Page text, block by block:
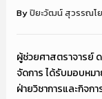
Byปิยะวัฒน์ สุวรรณโ
ผู้ช่วยศาสตราจารย์
จัดการ ได้รับมอบหม
ฝ่ายวิชาการและกิจก